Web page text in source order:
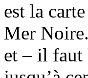
est la
Mer
et – il faut